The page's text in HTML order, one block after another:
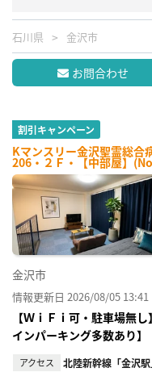
石川県 金沢市
お問合わせ
割引キャンペーン
Kマンスリー金沢聖霊総合
206・２Ｆ・【中部屋】
金沢市
情報更新日 2026/08/05 13:41
【ＷｉＦｉ可・駐車場無
インパーキング多数あり】
アクセス 北陸新幹線「金沢